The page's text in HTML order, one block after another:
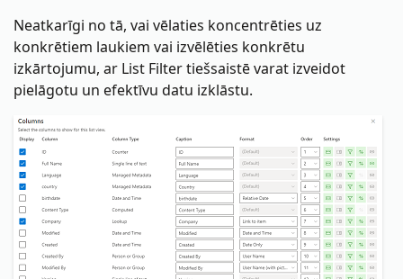
Neatkarīgi no tā, vai vēlaties koncentrēties uz
konkrētiem laukiem vai izvēlēties konkrētu
izkārtojumu, ar List Filter tiešsaistē varat izveidot
pielāgotu un efektīvu datu izklāstu.